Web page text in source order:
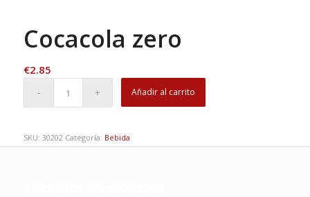
Cocacola zero
€2.85
Añadir al carrito
SKU: 30202 Categoría: Bebida